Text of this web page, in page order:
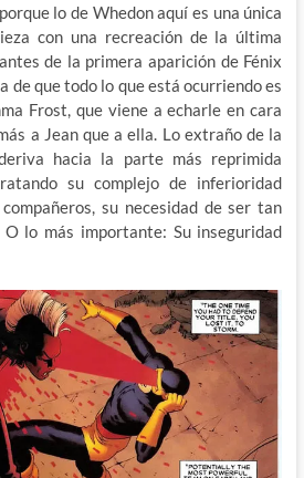
lo de Whedon aquí es una única
con una recreación de la última
de la primera aparición de Fénix
de que todo lo que está ocurriendo es
Frost, que viene a echarle en cara
a Jean que a ella. Lo extraño de la
hacia la parte más reprimida
su complejo de inferioridad
su necesidad de ser tan
O lo más importante: Su inseguridad